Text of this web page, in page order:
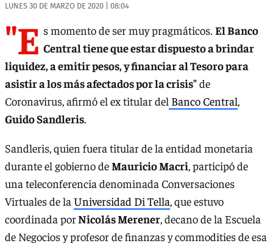
LUNES 30 DE MARZO DE 2020 | 08:04
"E s momento de ser muy pragmáticos. El Banco
Central tiene que estar dispuesto a brindar
liquidez, a emitir pesos, y financiar al Tesoro para
asistir a los más afectados por la crisis"de
Coronavirus, afirmó el ex titular del Banco Central,
Guido Sandleris.
Sandleris, quien fuera titular de la entidad monetaria
durante el gobierno deMauricio Macri, participó de
una teleconferencia denominada Conversaciones
Virtuales de la Universidad Di Tella, que estuvo
coordinada porNicolás Merener, decano de la Escuela
de Negocios y profesor de finanzas y commodities de esa